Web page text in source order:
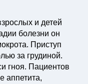
и детей
болезни он
Приступ
за грудиной.
гноя. Пациентов
аппетита,